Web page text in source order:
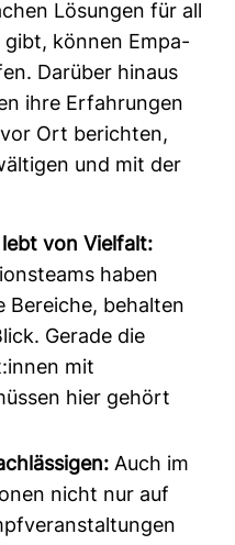
Lösungen für all
gibt, können Empa­
Dar­über hinaus
ihre Erfah­rungen
Ort berichten,
und mit der
von Vielfalt:
haben
Bereiche, behalten
Gerade die
mit
hier gehört
Auch im
nicht nur auf